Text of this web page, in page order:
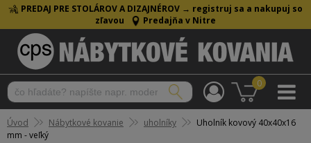
PREDAJ PRE STOLÁROV A DIZAJNÉROV → registruj sa a nakupuj so
zľavou
Predajňa v Nitre
0
Úvod Nábytkové kovanie uholníky
Uholník kovový 40x40x16
mm - veľký